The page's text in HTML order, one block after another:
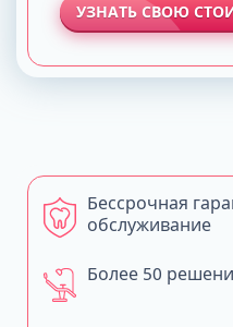
УЗНАТЬ СВОЮ
Бессрочная
обслуживание
Более 50